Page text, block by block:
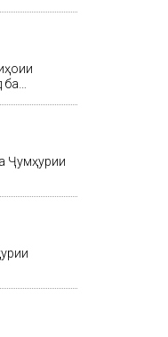
ба…
Ҷумҳурии